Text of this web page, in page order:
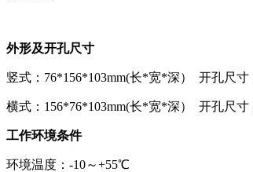
外形及开孔尺寸
竖式：76*156*103mm(长*宽*深） 开孔尺寸
横式： 156*76*103mm(长*宽*深） 开孔尺寸
工作环境条件
环境温度： -10～+55℃